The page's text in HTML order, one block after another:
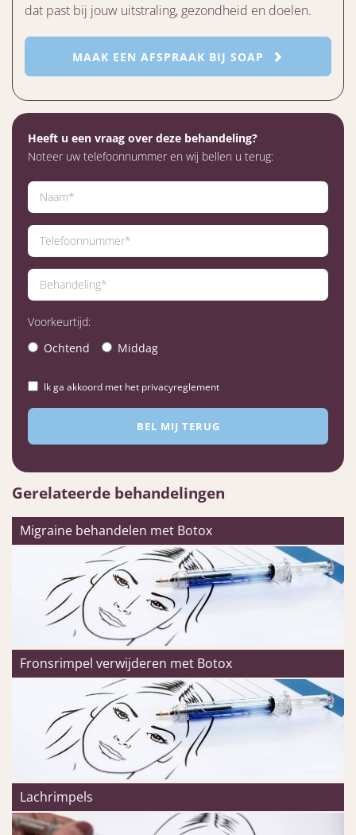
dat past bij jouw uitstraling, gezondheid en doelen.
MAAK EEN AFSPRAAK BIJ SOAP
Heeft u een vraag over deze behandeling?
Noteer uw telefoonnummer en wij bellen u terug:
Voorkeurtijd:
Ochtend
Middag
Ik ga akkoord met het privacyreglement
Gerelateerde behandelingen
Migraine behandelen met Botox
Fronsrimpel verwijderen met Botox
Lachrimpels